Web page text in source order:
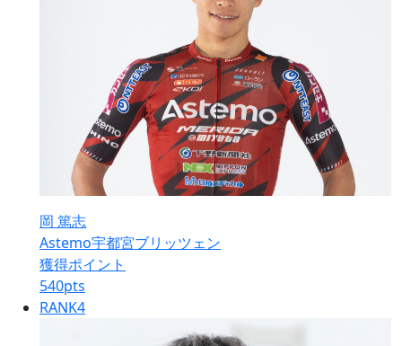
岡 篤志
Astemo宇都宮ブリッツェン
獲得ポイント
540pts
RANK4